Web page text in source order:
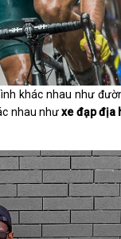
khác nhau như
nhau nhưxe đạp địa